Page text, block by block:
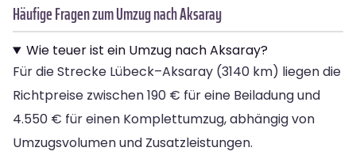
Häufige Fragen zum Umzug nach Aksaray
Wie teuer ist ein Umzug nach Aksaray?
Für die Strecke Lübeck–Aksaray (3140 km) liegen die
Richtpreise zwischen 190 € für eine Beiladung und
4.550 € für einen Komplettumzug, abhängig von
Umzugsvolumen und Zusatzleistungen.